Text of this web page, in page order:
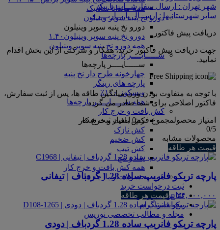
همه ماندانا سلانیک
دورو نخ پنبه سوپر وینیلون
دورو نخ پنبه سوپر وینیلون
دورو نخ پنبه سوپر وینیلون۱.۴۰
همه دورو نخ پنبه سوپر وینیلون
ســـــایــــر پارچه‌ها
ســـــایــــر پارچه‌ها
چهارخونه طرح دار نخ پنبه
پارچه های رینگر
ویسکوز ۱۰۰٪
همه ســـــایــــر پارچه‌ها
کش بافت و خرج کار
کش بافت و خرج کار
کش نازک
کش ضخیم
کش تیپ
یقه و مچ
همه کش بافت و خرج کار
همه محصولات و پارچه ها
ثبت درخواست خرید
تماس با نوریس
پیج اینستاگرام
مجله و مطالب تخصصی نوریس
شهر تهران : ارسال سفارشــات با پیک
سایر شهرستانـها : ارســال با بــاربـــری
دریافت پیش فاکتور
جهت دریافت پیش فاکتور خرید، همکار و شرکتی از این بخش اقدام
نمایید.
با توجه به متفاوت بودن وزن میانگین طاقه ها، پس از ثبت سفارش،
فاکتور اصلاحی برای شما صادر می گردد.
امتیاز محصولمجموع فرم0امتیاز ثبت شده
0/5
محصولات مشابه
قیمت هر طاقه
پارچه تریکو فانریپ ساده 1.28 گردباف | تیفانی
۳۴,۰۰۰,۰۰۰ قیمت هر طاقه
پارچه تریکو فانریپ ساده 1.28 گردباف | دودی